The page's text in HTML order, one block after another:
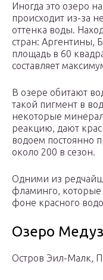
Иногда это озеро
происходит из-за
оттенка воды.
стран: Аргентины,
площадь в 60
составляет
В озере обитают
такой пигмент в
некоторые
реакцию, дают
водоем постоянно
около 200 в сезон.
Одними из
фламинго, которые
фоне красного
Озеро Медуз
Остров Эил-Малк,